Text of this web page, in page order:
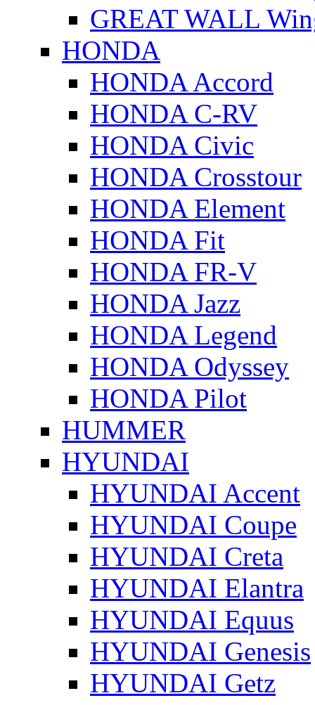
GREAT WALL
HONDA
HONDA Accord
HONDA C-RV
HONDA Civic
HONDA Crosstour
HONDA Element
HONDA Fit
HONDA FR-V
HONDA Jazz
HONDA Legend
HONDA Odyssey
HONDA Pilot
HUMMER
HYUNDAI
HYUNDAI Accent
HYUNDAI Coupe
HYUNDAI Creta
HYUNDAI Elantra
HYUNDAI Equus
HYUNDAI Genesis
HYUNDAI Getz